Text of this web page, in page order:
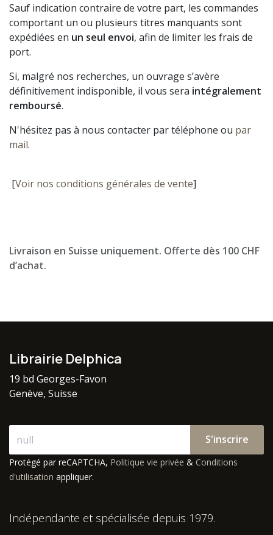
Sauf indication contraire de votre part, les commandes
comportant un ou plusieurs titres manquants sont
expédiées en un seul envoi, afin de limiter les frais de
port.
Si, malgré nos recherches, un ouvrage s’avère
définitivement indisponible, il vous sera intégralement
remboursé.
N'hésitez pas à nous contacter par téléphone ou par
mail.
[Voir nos conditions générales de vente]
Livraison en Suisse uniquement. Offerte dès 100 CHF
d’achat.
Librairie Delphica
19 bd Georges-Favon
Genève, Suisse
S'inscrire
Protégé par reCAPTCHA, Politique vie privée & Conditions
d'utilisation appliquer.
Indépendante et spécialisée depuis 1979.